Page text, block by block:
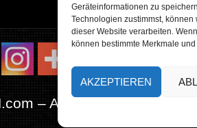
Geräteinformationen zu
Technologien zustimmst,
dieser Website verarbeiten.
können bestimmte Merkmale
AKZEPTIEREN
– All Rights Reserved